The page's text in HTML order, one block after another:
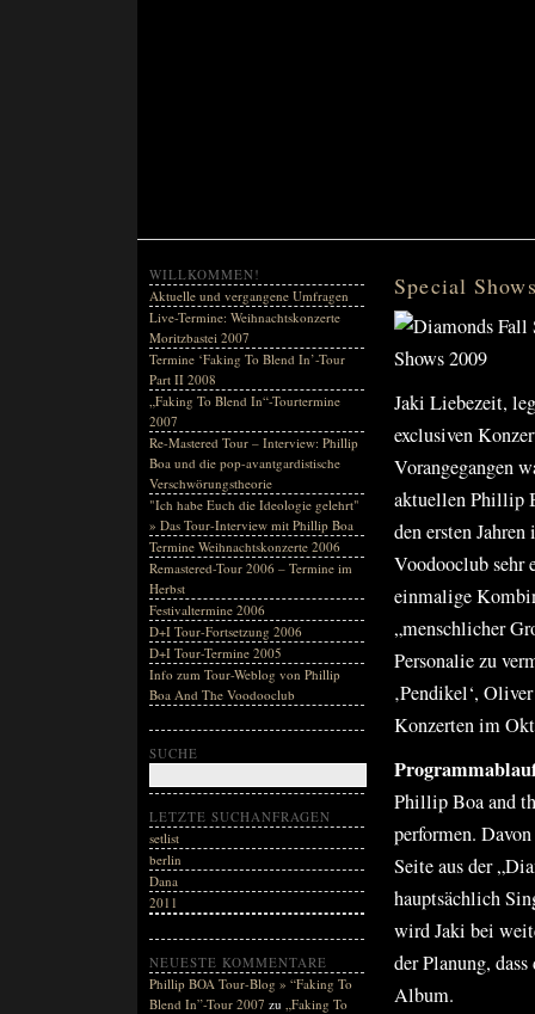
Special
Jaki Liebezeit,
exclusiven
Vorangegangen
aktuellen Phillip
den ersten
Voodooclub sehr
einmalige
„menschlicher
Personalie zu
‚Pendikel‘,
Konzerten im
Phillip Boa and
performen.
Seite aus der
hauptsächlich
wird Jaki bei
der Planung,
Album.
WILLKOMMEN!
Aktuelle und vergangene Umfragen
Live-Termine: Weihnachtskonzerte
Moritzbastei 2007
Termine ‘Faking To Blend In’-Tour
Part II 2008
„Faking To Blend In“-Tourtermine
2007
Re-Mastered Tour – Interview: Phillip
Boa und die pop-avantgardistische
Verschwörungstheorie
"Ich habe Euch die Ideologie gelehrt"
» Das Tour-Interview mit Phillip Boa
Termine Weihnachtskonzerte 2006
Remastered-Tour 2006 – Termine im
Herbst
Festivaltermine 2006
D+I Tour-Fortsetzung 2006
D+I Tour-Termine 2005
Info zum Tour-Weblog von Phillip
Boa And The Voodooclub
SUCHE
LETZTE SUCHANFRAGEN
setlist
berlin
Dana
2011
NEUESTE KOMMENTARE
Phillip BOA Tour-Blog » “Faking To
Blend In”-Tour 2007 zu „Faking To